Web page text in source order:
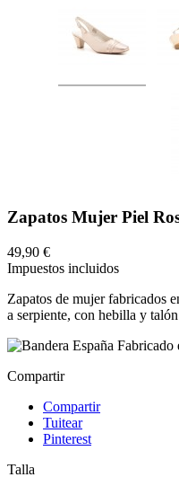
Zapatos Mujer Piel
49,90 €
Impuestos incluidos
Zapatos de mujer fabricados
a serpiente, con hebilla y
Fabricado
Compartir
Compartir
Tuitear
Pinterest
Talla